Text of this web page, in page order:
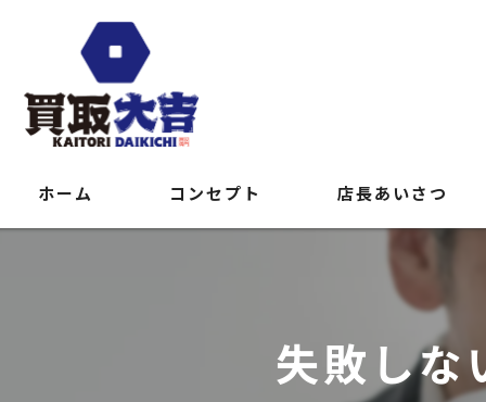
ホーム コンセプト 店長あいさつ
失敗しな